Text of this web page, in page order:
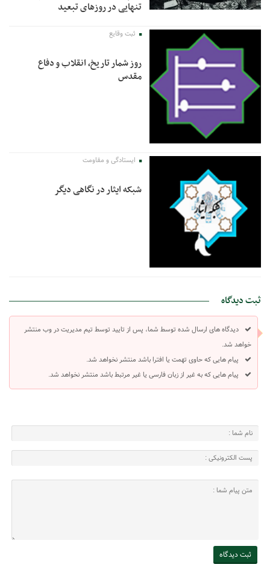
تنهایی در روزهای تبعید
ثبت وقایع
روز شمار تاریخ، انقلاب و دفاع
مقدس
ایستادگی و مقاومت
شبکه ایثار در نگاهی دیگر
ثبت دیدگاه
دیدگاه های ارسال شده توسط شما، پس از تایید توسط تیم مدیریت در وب منتشر
خواهد شد.
پیام هایی که حاوی تهمت یا افترا باشد منتشر نخواهد شد.
پیام هایی که به غیر از زبان فارسی یا غیر مرتبط باشد منتشر نخواهد شد.